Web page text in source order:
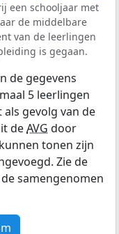
een schooljaar met
de middelbare
van de leerlingen
is gegaan.
de gegevens
5 leerlingen
gevolg van de
deAVG door
tonen zijn
Zie de
samengenomen